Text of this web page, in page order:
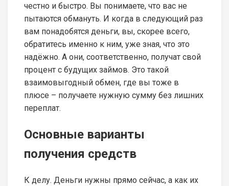
честно и быстро. Вы понимаете, что вас не
пытаются обмануть. И когда в следующий раз
вам понадобятся деньги, вы, скорее всего,
обратитесь именно к ним, уже зная, что это
надёжно. А они, соответственно, получат свой
процент с будущих займов. Это такой
взаимовыгодный обмен, где вы тоже в
плюсе – получаете нужную сумму без лишних
переплат.
Основные варианты
получения средств
К делу. Деньги нужны прямо сейчас, а как их